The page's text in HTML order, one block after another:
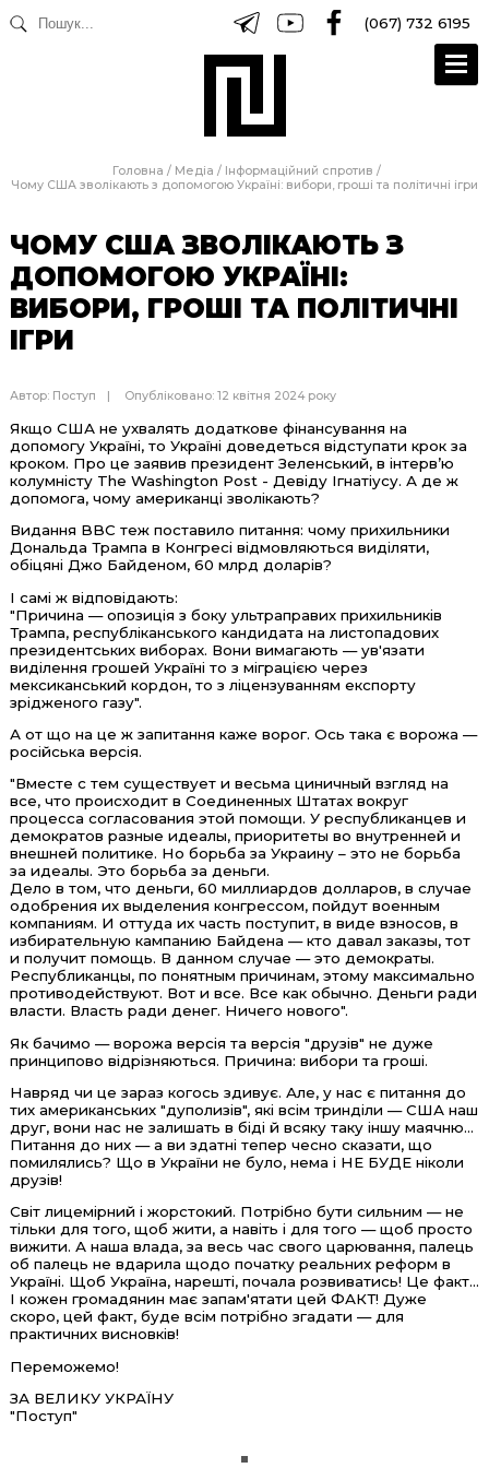
(067) 732 6195
Головна / Медіа / Інформаційний спротив /
Чому США зволікають з допомогою Україні: вибори, гроші та політичні ігри
ЧОМУ США ЗВОЛІКАЮТЬ З
ДОПОМОГОЮ УКРАЇНІ:
ВИБОРИ, ГРОШІ ТА ПОЛІТИЧНІ
ІГРИ
Автор: Поступ Опубліковано: 12 квітня 2024 року
Якщо США не ухвалять додаткове фінансування на
допомогу Україні, то Україні доведеться відступати крок за
кроком. Про це заявив президент Зеленський, в інтерв’ю
колумністу The Washington Post - Девіду Ігнатіусу. А де ж
допомога, чому американці зволікають?
Видання BBC теж поставило питання: чому прихильники
Дональда Трампа в Конгресі відмовляються виділяти,
обіцяні Джо Байденом, 60 млрд доларів?
І самі ж відповідають:
"Причина — опозиція з боку ультраправих прихильників
Трампа, республіканського кандидата на листопадових
президентських виборах. Вони вимагають — ув'язати
виділення грошей Україні то з міграцією через
мексиканський кордон, то з ліцензуванням експорту
зрідженого газу".
А от що на це ж запитання каже ворог. Ось така є ворожа —
російська версія.
"Вместе с тем существует и весьма циничный взгляд на
все, что происходит в Соединенных Штатах вокруг
процесса согласования этой помощи. У республиканцев и
демократов разные идеалы, приоритеты во внутренней и
внешней политике. Но борьба за Украину – это не борьба
за идеалы. Это борьба за деньги.
Дело в том, что деньги, 60 миллиардов долларов, в случае
одобрения их выделения конгрессом, пойдут военным
компаниям. И оттуда их часть поступит, в виде взносов, в
избирательную кампанию Байдена — кто давал заказы, тот
и получит помощь. В данном случае — это демократы.
Республиканцы, по понятным причинам, этому максимально
противодействуют. Вот и все. Все как обычно. Деньги ради
власти. Власть ради денег. Ничего нового".
Як бачимо — ворожа версія та версія "друзів" не дуже
принципово відрізняються. Причина: вибори та гроші.
Навряд чи це зараз когось здивує. Але, у нас є питання до
тих американських "дуполизів", які всім тринділи — США наш
друг, вони нас не залишать в біді й всяку таку іншу маячню...
Питання до них — а ви здатні тепер чесно сказати, що
помилялись? Що в України не було, нема і НЕ БУДЕ ніколи
друзів!
Світ лицемірний і жорстокий. Потрібно бути сильним — не
тільки для того, щоб жити, а навіть і для того — щоб просто
вижити. А наша влада, за весь час свого царювання, палець
об палець не вдарила щодо початку реальних реформ в
Україні. Щоб Україна, нарешті, почала розвиватись! Це факт...
І кожен громадянин має запам'ятати цей ФАКТ! Дуже
скоро, цей факт, буде всім потрібно згадати — для
практичних висновків!
Переможемо!
ЗА ВЕЛИКУ УКРАЇНУ
"Поступ"